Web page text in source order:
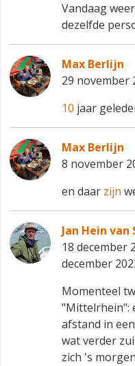
Vandaag
dezelfde
Max Berlijn
29 november
10 jaar
Max Berlijn
8 november
en daar zijn
Jan Hein van
18 december
december
Momenteel
"Mittelrhein":
afstand in
wat verder
zich 's